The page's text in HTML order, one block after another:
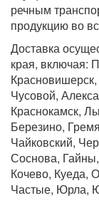
речным
продукцию во
Доставка
края, включая:
Чусовой,
Краснокамск,
Березино,
Чайковский,
Соснова,
Кочево, Куеда,
Частые, Юрла,